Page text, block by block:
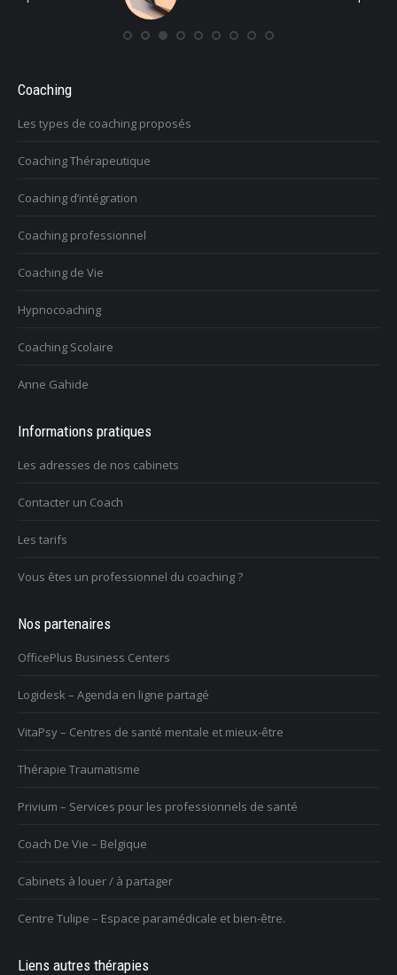
Coaching
Les types de coaching proposés
Coaching Thérapeutique
Coaching d’intégration
Coaching professionnel
Coaching de Vie
Hypnocoaching
Coaching Scolaire
Anne Gahide
Informations pratiques
Les adresses de nos cabinets
Contacter un Coach
Les tarifs
Vous êtes un professionnel du coaching ?
Nos partenaires
OfficePlus Business Centers
Logidesk – Agenda en ligne partagé
VitaPsy – Centres de santé mentale et mieux-être
Thérapie Traumatisme
Privium – Services pour les professionnels de santé
Coach De Vie – Belgique
Cabinets à louer / à partager
Centre Tulipe – Espace paramédicale et bien-être.
Liens autres thérapies